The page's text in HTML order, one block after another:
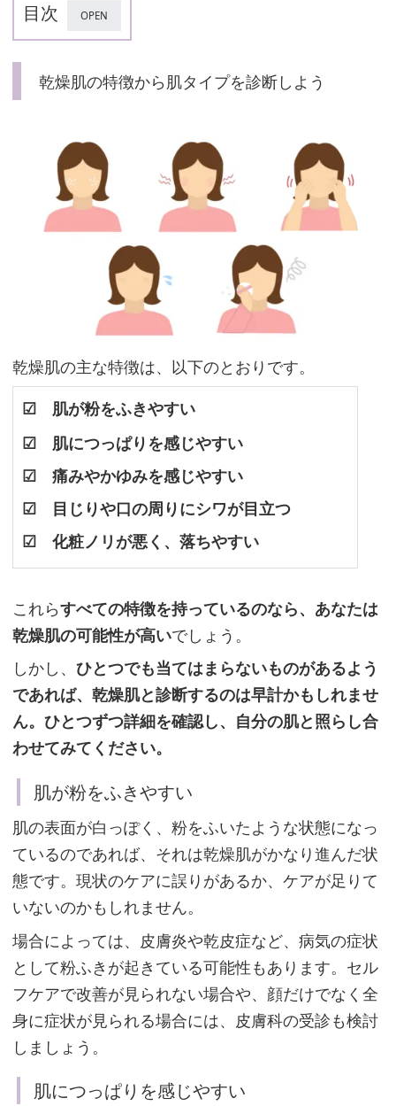
目次
乾
の
特
徴
イ
診
断
し
よ
う
が
粉
を
ふ
や
す
い
肌
に
つ
っ
ぱ
を
乾燥肌の特徴から肌タイプを診断しよう
乾燥肌の主な特徴は、以下のとおりです。
☑ 肌が粉をふきやすい
☑ 肌につっぱりを感じやすい
☑ 痛みやかゆみを感じやすい
☑ 目じりや口の周りにシワが目立つ
☑ 化粧ノリが悪く、落ちやすい
これらすべての特徴を持っているのなら、あなたは
乾燥肌の可能性が高いでしょう。
しかし、 ひとつでも当てはまらないものがあるよう
であれば、乾燥肌と診断するのは早計かもしれませ
ん。ひとつずつ詳細を確認し、自分の肌と照らし合
わせてみてください。
肌が粉をふきやすい
肌の表面が白っぽく、粉をふいたような状態になっ
ているのであれば、それは乾燥肌がかなり進んだ状
態です。現状のケアに誤りがあるか、ケアが足りて
いないのかもしれません。
場合によっては、皮膚炎や乾皮症など、病気の症状
として粉ふきが起きている可能性もあります。セル
フケアで改善が見られない場合や、顔だけでなく全
身に症状が見られる場合には、皮膚科の受診も検討
しましょう。
肌につっぱりを感じやすい